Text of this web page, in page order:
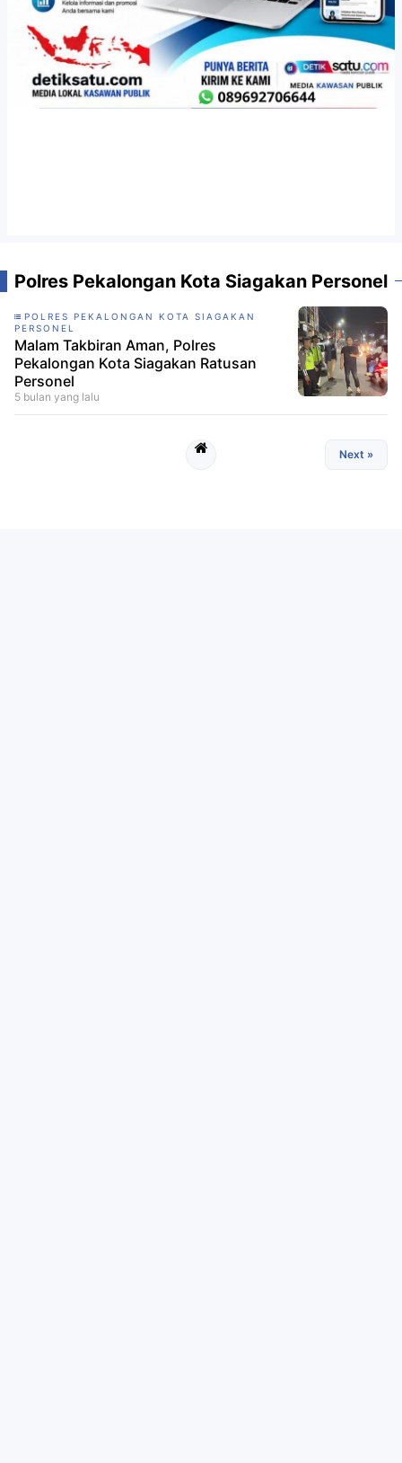
Polres Pekalongan Kota Siagakan Personel
POLRES PEKALONGAN KOTA SIAGAKAN
PERSONEL
Malam Takbiran Aman, Polres
Pekalongan Kota Siagakan Ratusan
Personel
5 bulan yang lalu
Next »